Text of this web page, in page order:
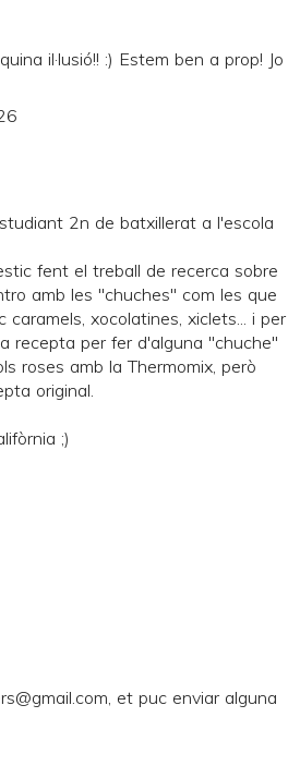
il·lusió!! :) Estem ben a prop! Jo
2n de batxillerat a l'escola
fent el treball de recerca sobre
amb les "chuches" com les que
xocolatines, xiclets... i per
recepta per fer d'alguna "chuche"
roses amb la Thermomix, però
original.
;)
et puc enviar alguna